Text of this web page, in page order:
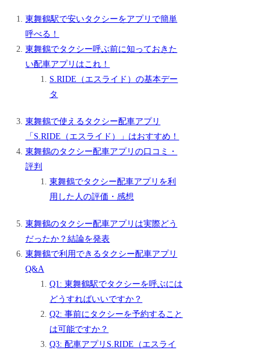
東舞鶴駅で安いタクシーをアプリで簡単
呼べる！
東舞鶴でタクシー呼ぶ前に知っておきた
い配車アプリはこれ！
S.RIDE（エスライド）の基本デー
タ
東舞鶴で使えるタクシー配車アプリ
「S.RIDE（エスライド）」はおすすめ！
東舞鶴のタクシー配車アプリの口コミ・
評判
東舞鶴でタクシー配車アプリを利
用した人の評価・感想
東舞鶴のタクシー配車アプリは実際どう
だったか？結論を発表
東舞鶴で利用できるタクシー配車アプリ
Q&A
Q1: 東舞鶴駅でタクシーを呼ぶには
どうすればいいですか？
Q2: 事前にタクシーを予約すること
は可能ですか？
Q3: 配車アプリS.RIDE（エスライ